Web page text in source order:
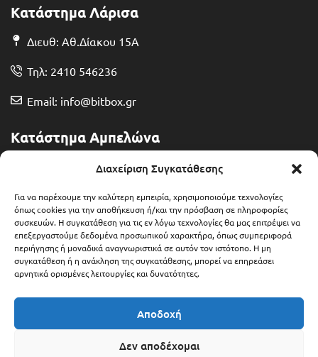
Διαχείριση Συγκατάθεσης
Για να παρέχουμε την καλύτερη εμπειρία, χρησιμοποιούμε τεχνολογίες
όπως cookies για την αποθήκευση ή/και την πρόσβαση σε πληροφορίες
συσκευών. Η συγκατάθεση για τις εν λόγω τεχνολογίες θα μας επιτρέψει να
επεξεργαστούμε δεδομένα προσωπικού χαρακτήρα, όπως συμπεριφορά
περιήγησης ή μοναδικά αναγνωριστικά σε αυτόν τον ιστότοπο. Η μη
συγκατάθεση ή η ανάκληση της συγκατάθεσης, μπορεί να επηρεάσει
αρνητικά ορισμένες λειτουργίες και δυνατότητες.
Αποδοχή
Δεν αποδέχομαι
Κατάστημα Λάρισα
Διευθ: Αθ.Δίακου 15Α
Τηλ: 2410 546236
Email: info@bitbox.gr
Κατάστημα Αμπελώνα
Διευθ: Θερμοπυλών 13
Τηλ: 2492 401071
Email: ampelonas@bitbox.gr